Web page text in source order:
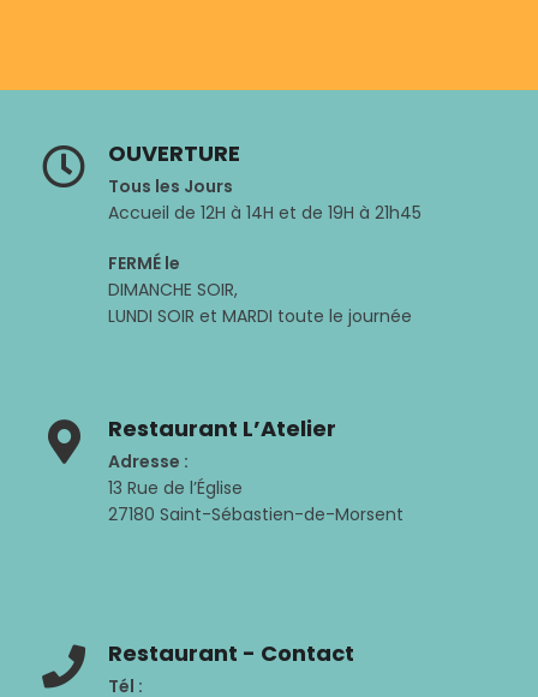
OUVERTURE
Tous les Jours
Accueil de 12H à 14H et de 19H à 21h45
FERMÉ le
DIMANCHE SOIR,
LUNDI SOIR et MARDI toute le journée
Restaurant L’Atelier
Adresse :
13 Rue de l’Église
27180 Saint-Sébastien-de-Morsent
Restaurant - Contact
Tél :